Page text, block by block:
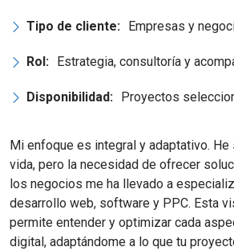
Tipo de cliente: Empresas y
Rol: Estrategia, consultoría y
Disponibilidad: Proyectos
Mi enfoque es integral y adaptativo. He
vida, pero la necesidad de ofrecer
los negocios me ha llevado a
desarrollo web, software y PPC. Esta
permite entender y optimizar cada
digital, adaptándome a lo que tu